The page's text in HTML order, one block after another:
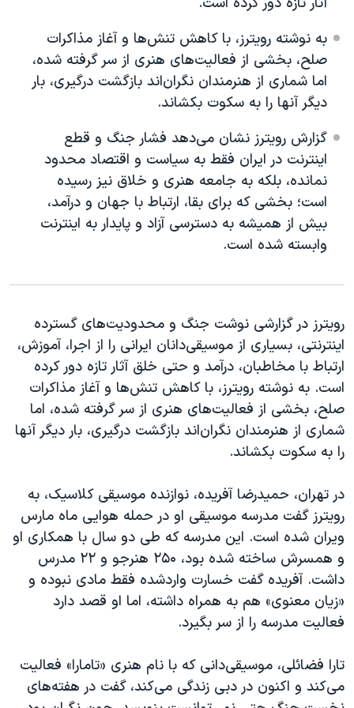
نرگس محمدی برنده جایزه نوبل صلح
همایش محافظه‌کاران آمریکا «سی‌پک»
صفحه‌های ویژه
به نوشته رویترز، با کاهش تنش‌ها و آغاز مذاکرات
صلح، بخشی از فعالیت‌های هنری از سر گرفته شده،
اما شماری از هنرمندان نگران‌اند بازگشت درگیری، بار
دیگر آنها را به سکوت بکشاند.
گزارش رویترز نشان می‌دهد فشار جنگ و قطع
اینترنت در ایران فقط به سیاست و اقتصاد محدود
نمانده، بلکه به جامعه هنری و خلاق نیز رسیده
است؛ بخشی که برای بقا، ارتباط با جهان و درآمد،
بیش از همیشه به دسترسی آزاد و پایدار به اینترنت
وابسته شده است.
رویترز در گزارشی نوشت جنگ و محدودیت‌های گسترده
اینترنتی، بسیاری از موسیقی‌دانان ایرانی را از اجرا، آموزش،
ارتباط با مخاطبان، درآمد و حتی خلق آثار تازه دور کرده
است. به نوشته رویترز، با کاهش تنش‌ها و آغاز مذاکرات
صلح، بخشی از فعالیت‌های هنری از سر گرفته شده، اما
شماری از هنرمندان نگران‌اند بازگشت درگیری، بار دیگر آنها
را به سکوت بکشاند.
در تهران، حمیدرضا آفریده، نوازنده موسیقی کلاسیک، به
رویترز گفت مدرسه موسیقی او در حمله هوایی ماه مارس
ویران شده است. این مدرسه که طی دو سال با همکاری او
و همسرش ساخته شده بود، ۲۵۰ هنرجو و ۲۲ مدرس
داشت. آفریده گفت خسارت واردشده فقط مادی نبوده و
«زیان معنوی» هم به همراه داشته، اما او قصد دارد
فعالیت مدرسه را از سر بگیرد.
تارا فضائلی، موسیقی‌دانی که با نام هنری «تامارا» فعالیت
می‌کند و اکنون در دبی زندگی می‌کند، گفت در هفته‌های